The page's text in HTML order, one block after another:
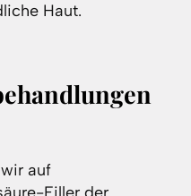
Haut.
auf